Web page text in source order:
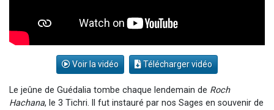
Voir la vidéo Télécharger vidéo
Le jeûne de Guédalia tombe chaque lendemain de Roch
Hachana, le 3 Tichri. ll fut instauré par nos Sages en souvenir de